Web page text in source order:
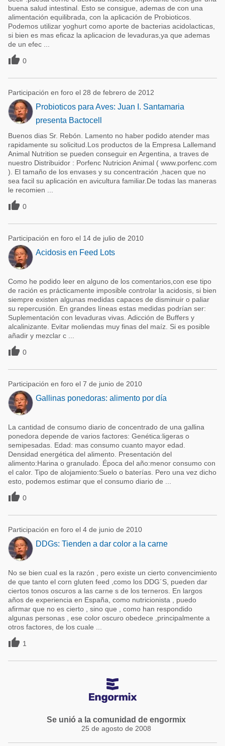
buena salud intestinal. Esto se consigue, ademas de con una
alimentación equilibrada, con la aplicación de Probioticos.
Podemos utilizar yoghurt como aporte de bacterias acidolacticas,
si bien es mas eficaz la aplicacion de levaduras,ya que ademas
de un efec ...
 0
Participación en foro el 28 de febrero de 2012
Probioticos para Aves: Juan I. Santamaria
presenta Bactocell
Buenos dias Sr. Rebón. Lamento no haber podido atender mas
rapidamente su solicitud.Los productos de la Empresa Lallemand
Animal Nutrition se pueden conseguir en Argentina, a traves de
nuestro Distribuidor : Porfenc Nutricion Animal ( www.porfenc.com
). El tamaño de los envases y su concentración ,hacen que no
sea facil su aplicación en avicultura familiar.De todas las maneras
le recomien ...
 0
Participación en foro el 14 de julio de 2010
Acidosis en Feed Lots
Como he podido leer en alguno de los comentarios,con ese tipo
de ración es prácticamente imposible controlar la acidosis, si bien
siempre existen algunas medidas capaces de disminuir o paliar
su repercusión. En grandes líneas estas medidas podrían ser:
Suplementación con levaduras vivas. Adicción de Buffers y
alcalinizante. Evitar moliendas muy finas del maíz. Si es posible
añadir y mezclar c ...
 0
Participación en foro el 7 de junio de 2010
Gallinas ponedoras: alimento por día
La cantidad de consumo diario de concentrado de una gallina
ponedora depende de varios factores: Genética:ligeras o
semipesadas. Edad: mas consumo cuanto mayor edad.
Densidad energética del alimento. Presentación del
alimento:Harina o granulado. Época del año:menor consumo con
el calor. Tipo de alojamiento:Suelo o baterías. Pero una vez dicho
esto, podemos estimar que el consumo diario de ...
 0
Participación en foro el 4 de junio de 2010
DDGs: Tienden a dar color a la carne
No se bien cual es la razón , pero existe un cierto convencimiento
de que tanto el corn gluten feed ,como los DDG´S, pueden dar
ciertos tonos oscuros a las carne s de los terneros. En largos
años de experiencia en España, como nutricionista , puedo
afirmar que no es cierto , sino que , como han respondido
algunas personas , ese color oscuro obedece ,principalmente a
otros factores, de los cuale ...
 1
Se unió a la comunidad de engormix
25 de agosto de 2008